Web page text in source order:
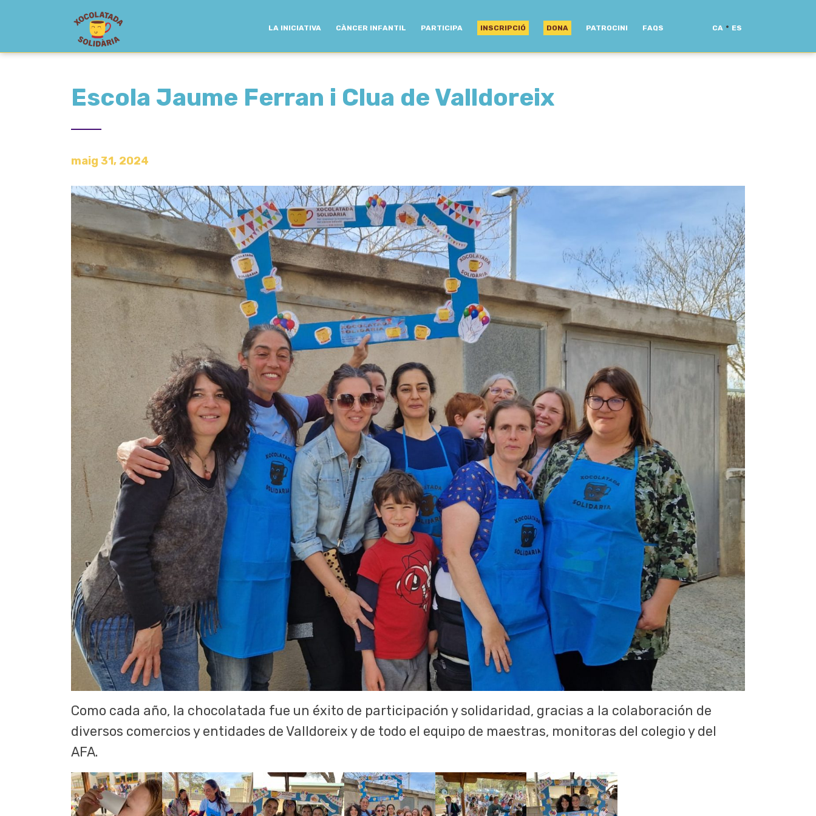
LA INICIATIVA CÀNCER INFANTIL PARTICIPA INSCRIPCIÓ DONA PATROCINI FAQS CA · ES
Escola Jaume Ferran i Clua de Valldoreix
maig 31, 2024
Como cada año, la chocolatada fue un éxito de participación y solidaridad, gracias a la colaboración de
diversos comercios y entidades de Valldoreix y de todo el equipo de maestras, monitoras del colegio y del
AFA.